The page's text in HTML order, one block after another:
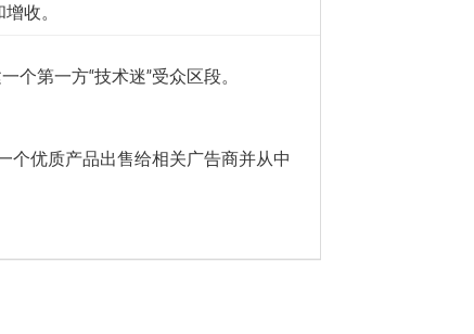
收。
第一方“技术迷”受众区段。
个优质产品出售给相关广告商并从中